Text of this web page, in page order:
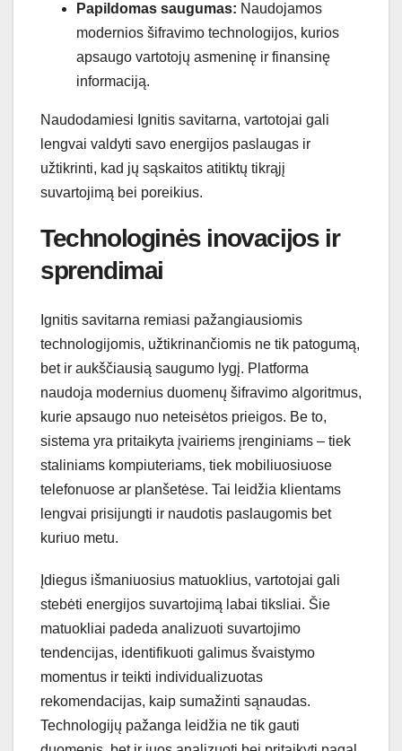
Papildomas saugumas: Naudojamos
modernios šifravimo technologijos, kurios
apsaugo vartotojų asmeninę ir finansinę
informaciją.
Naudodamiesi Ignitis savitarna, vartotojai gali
lengvai valdyti savo energijos paslaugas ir
užtikrinti, kad jų sąskaitos atitiktų tikrąjį
suvartojimą bei poreikius.
Technologinės inovacijos ir
sprendimai
Ignitis savitarna remiasi pažangiausiomis
technologijomis, užtikrinančiomis ne tik patogumą,
bet ir aukščiausią saugumo lygį. Platforma
naudoja modernius duomenų šifravimo algoritmus,
kurie apsaugo nuo neteisėtos prieigos. Be to,
sistema yra pritaikyta įvairiems įrenginiams – tiek
staliniams kompiuteriams, tiek mobiliuosiuose
telefonuose ar planšetėse. Tai leidžia klientams
lengvai prisijungti ir naudotis paslaugomis bet
kuriuo metu.
Įdiegus išmaniuosius matuoklius, vartotojai gali
stebėti energijos suvartojimą labai tiksliai. Šie
matuokliai padeda analizuoti suvartojimo
tendencijas, identifikuoti galimus švaistymo
momentus ir teikti individualizuotas
rekomendacijas, kaip sumažinti sąnaudas.
Technologijų pažanga leidžia ne tik gauti